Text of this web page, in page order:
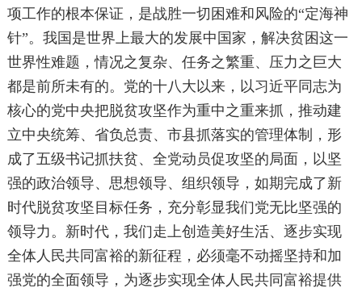
项工作的根本保证，是战胜一切困难和风险的“定海神
针”。我国是世界上最大的发展中国家，解决贫困这一
世界性难题，情况之复杂、任务之繁重、压力之巨大
都是前所未有的。党的十八大以来，以习近平同志为
核心的党中央把脱贫攻坚作为重中之重来抓，推动建
立中央统筹、省负总责、市县抓落实的管理体制，形
成了五级书记抓扶贫、全党动员促攻坚的局面，以坚
强的政治领导、思想领导、组织领导，如期完成了新
时代脱贫攻坚目标任务，充分彰显我们党无比坚强的
领导力。新时代，我们走上创造美好生活、逐步实现
全体人民共同富裕的新征程，必须毫不动摇坚持和加
强党的全面领导，为逐步实现全体人民共同富裕提供